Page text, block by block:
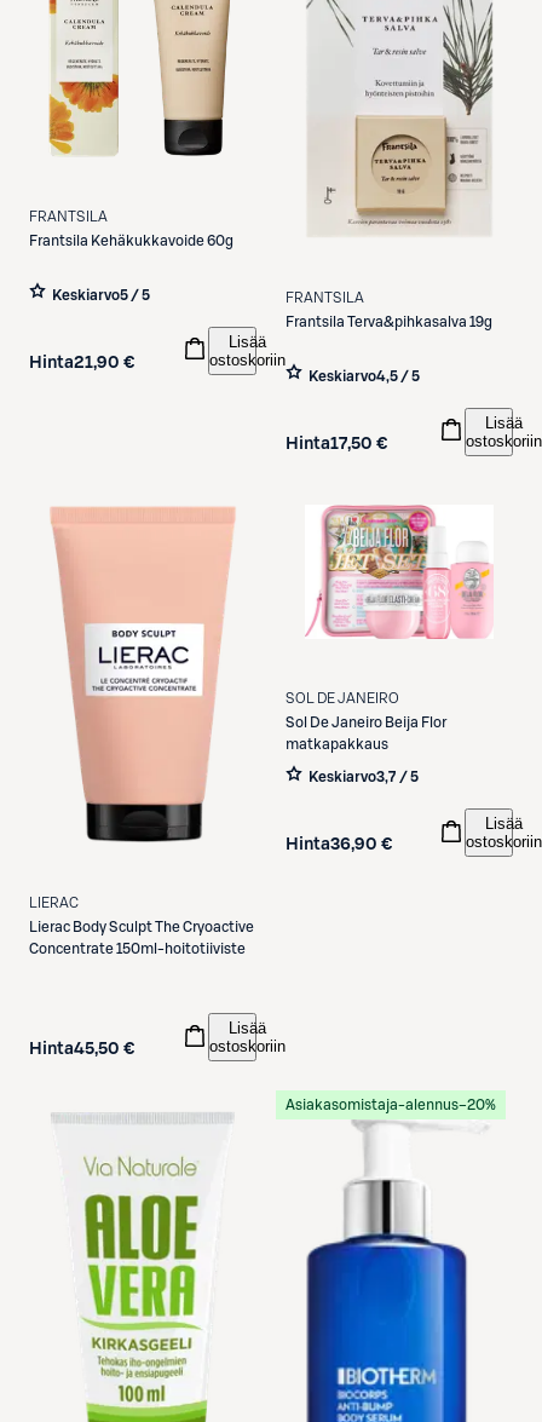
FRANTSILA
Frantsila Kehäkukkavoide 60g
Keskiarvo5 / 5
Hinta21,90 €
Lisää
ostoskoriin
FRANTSILA
Frantsila Terva&pihkasalva 19g
Keskiarvo4,5 / 5
Hinta17,50 €
Lisää
ostoskoriin
LIERAC
Lierac Body Sculpt The Cryoactive
Concentrate 150ml-hoitotiiviste
Hinta45,50 €
Lisää
ostoskoriin
SOL DE JANEIRO
Sol De Janeiro Beija Flor
matkapakkaus
Keskiarvo3,7 / 5
Hinta36,90 €
Lisää
ostoskoriin
Asiakasomistaja-alennus−20%